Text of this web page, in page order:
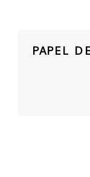
PAPEL